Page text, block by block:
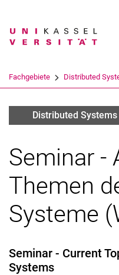
Suchbegriff
Fachgebiete Distributed
Winter Semester 2015/16
Distributed Systems
Seminar -
Themen
Systeme
Seminar - Current
Systems